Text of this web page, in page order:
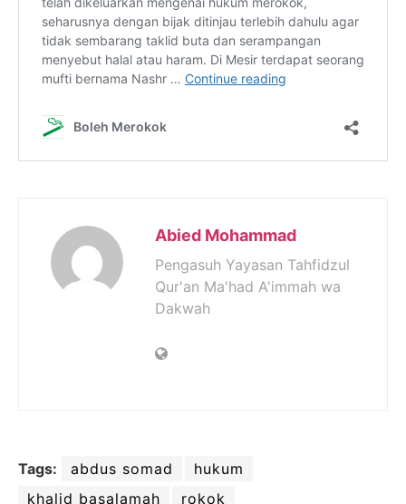
Abied Mohammad
Pengasuh Yayasan Tahfidzul
Qur'an Ma'had A'immah wa
Dakwah
Tags: abdus somad
hukum
khalid basalamah
rokok